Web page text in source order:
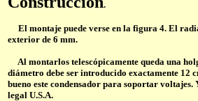
.
El montaje puede verse en la figura 4. El
exterior de 6 mm.
Al montarlos telescópicamente queda una
diámetro debe ser introducido exactamente 12
bueno este condensador para soportar
legal U.S.A.